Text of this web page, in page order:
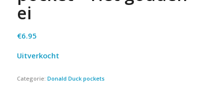
ei
€6.95
Uitverkocht
Categorie: Donald Duck pockets